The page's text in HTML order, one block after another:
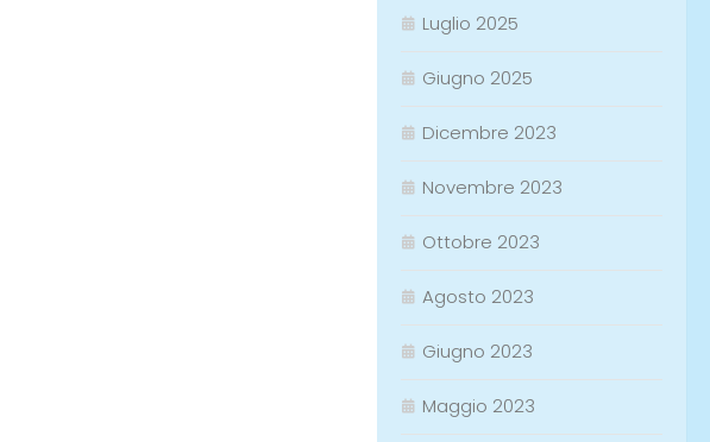
Luglio 2025
Giugno 2025
Dicembre 2023
Novembre 2023
Ottobre 2023
Agosto 2023
Giugno 2023
Maggio 2023